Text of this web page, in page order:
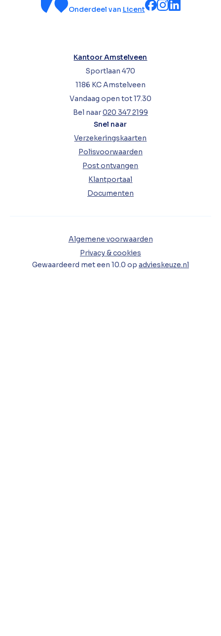
Onderdeel van Licent
Kantoor Amstelveen
Sportlaan 470
1186 KC Amstelveen
Vandaag open tot 17.30
Bel naar020 347 2199
Snel naar
Verzekeringskaarten
Polisvoorwaarden
Post ontvangen
Klantportaal
Documenten
Algemene voorwaarden
Privacy & cookies
Gewaardeerd met een 10.0 op advieskeuze.nl